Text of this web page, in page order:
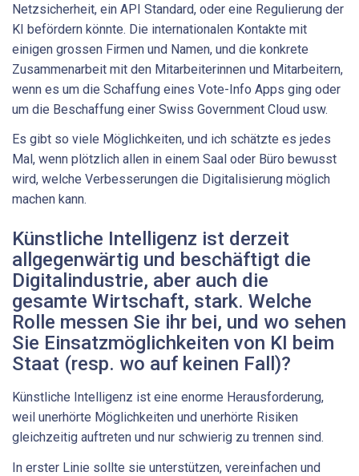
Netzsicherheit, ein API Standard, oder eine Regulierung der
KI befördern könnte. Die internationalen Kontakte mit
einigen grossen Firmen und Namen, und die konkrete
Zusammenarbeit mit den Mitarbeiterinnen und Mitarbeitern,
wenn es um die Schaffung eines Vote-Info Apps ging oder
um die Beschaffung einer Swiss Government Cloud usw.
Es gibt so viele Möglichkeiten, und ich schätzte es jedes
Mal, wenn plötzlich allen in einem Saal oder Büro bewusst
wird, welche Verbesserungen die Digitalisierung möglich
machen kann.
Künstliche Intelligenz ist derzeit
allgegenwärtig und beschäftigt die
Digitalindustrie, aber auch die
gesamte Wirtschaft, stark. Welche
Rolle messen Sie ihr bei, und wo sehen
Sie Einsatzmöglichkeiten von KI beim
Staat (resp. wo auf keinen Fall)?
Künstliche Intelligenz ist eine enorme Herausforderung,
weil unerhörte Möglichkeiten und unerhörte Risiken
gleichzeitig auftreten und nur schwierig zu trennen sind.
In erster Linie sollte sie unterstützen, vereinfachen und